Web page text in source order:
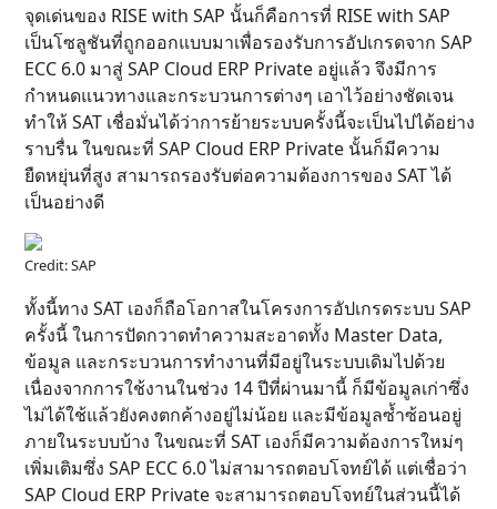
จุดเด่นของ RISE with SAP นั้นก็คือการที่ RISE with SAP
เป็นโซลูชันที่ถูกออกแบบมาเพื่อรองรับการอัปเกรดจาก SAP
ECC 6.0 มาสู่ SAP Cloud ERP Private อยู่แล้ว จึงมีการ
กำหนดแนวทางและกระบวนการต่างๆ เอาไว้อย่างชัดเจน
ทำให้ SAT เชื่อมั่นได้ว่าการย้ายระบบครั้งนี้จะเป็นไปได้อย่าง
ราบรื่น ในขณะที่ SAP Cloud ERP Private นั้นก็มีความ
ยืดหยุ่นที่สูง สามารถรองรับต่อความต้องการของ SAT ได้
เป็นอย่างดี
Credit: SAP
ทั้งนี้ทาง SAT เองก็ถือโอกาสในโครงการอัปเกรดระบบ SAP
ครั้งนี้ ในการปัดกวาดทำความสะอาดทั้ง Master Data,
ข้อมูล และกระบวนการทำงานที่มีอยู่ในระบบเดิมไปด้วย
เนื่องจากการใช้งานในช่วง 14 ปีที่ผ่านมานี้ ก็มีข้อมูลเก่าซึ่ง
ไม่ได้ใช้แล้วยังคงตกค้างอยู่ไม่น้อย และมีข้อมูลซ้ำซ้อนอยู่
ภายในระบบบ้าง ในขณะที่ SAT เองก็มีความต้องการใหม่ๆ
เพิ่มเติมซึ่ง SAP ECC 6.0 ไม่สามารถตอบโจทย์ได้ แต่เชื่อว่า
SAP Cloud ERP Private จะสามารถตอบโจทย์ในส่วนนี้ได้